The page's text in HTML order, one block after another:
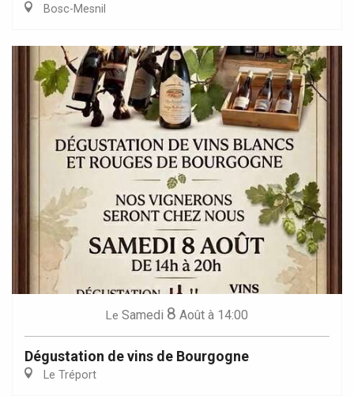
Bosc-Mesnil
Le Samedi 8 Août à 14:00
Dégustation de vins de Bourgogne
Le Tréport